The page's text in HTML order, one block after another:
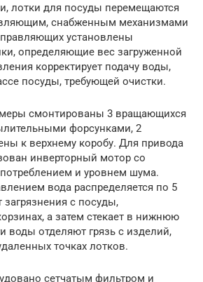
лотки для посуды перемещаются
снабженным механизмами
установлены
определяющие вес загруженной
корректирует подачу воды,
посуды, требующей очистки.
смонтированы 3 вращающихся
форсунками, 2
к верхнему коробу. Для привода
инверторный мотор со
и уровнем шума.
вода распределяется по 5
с посуды,
а затем стекает в нижнюю
воды отделяют грязь с изделий,
точках лотков.
сетчатым фильтром и